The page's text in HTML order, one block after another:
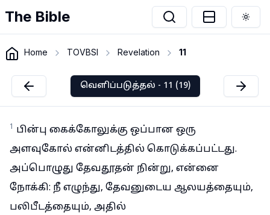
The Bible
Home TOVBSI Revelation 11
வெளிப்படுத்தல் - 11 (19)
1 பின்பு கைக்கோலுக்கு ஒப்பான ஒரு
அளவுகோல் என்னிடத்தில் கொடுக்கப்பட்டது.
அப்பொழுது தேவதூதன் நின்று, என்னை
நோக்கி: நீ எழுந்து, தேவனுடைய ஆலயத்தையும்,
பலிபீடத்தையும், அதில்